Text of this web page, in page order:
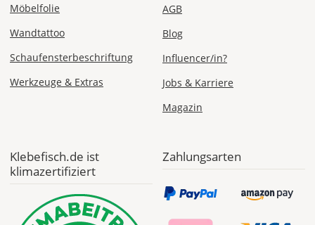
Möbelfolie
Wandtattoo
Schaufensterbeschriftung
Werkzeuge & Extras
AGB
Blog
Influencer/in?
Jobs & Karriere
Magazin
Klebefisch.de ist
klimazertifiziert
Zahlungsarten